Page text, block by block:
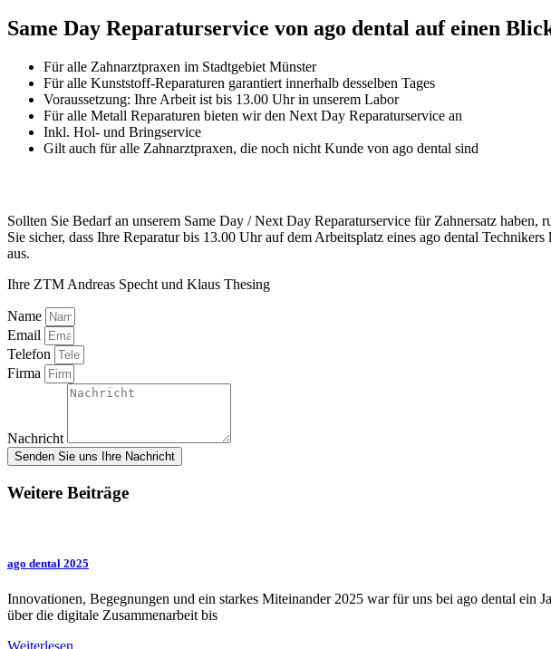
Same Day Reparaturservice von ago dental auf einen
Für alle Zahnarztpraxen im Stadtgebiet Münster
Für alle Kunststoff-Reparaturen garantiert innerhalb desselben Tages
Voraussetzung: Ihre Arbeit ist bis 13.00 Uhr in unserem Labor
Für alle Metall Reparaturen bieten wir den Next Day Reparaturservice an
Inkl. Hol- und Bringservice
Gilt auch für alle Zahnarztpraxen, die noch nicht Kunde von ago dental sind
Sollten Sie Bedarf an unserem Same Day / Next Day Reparaturservice für Zahnersatz
Sie sicher, dass Ihre Reparatur bis 13.00 Uhr auf dem Arbeitsplatz eines ago dental
aus.
Ihre ZTM Andreas Specht und Klaus Thesing
Name
Email
Telefon
Firma
Nachricht
Senden Sie uns Ihre Nachricht
Weitere Beiträge
ago dental 2025
Innovationen, Begegnungen und ein starkes Miteinander 2025 war für uns bei ago dental
über die digitale Zusammenarbeit bis
Weiterlesen…